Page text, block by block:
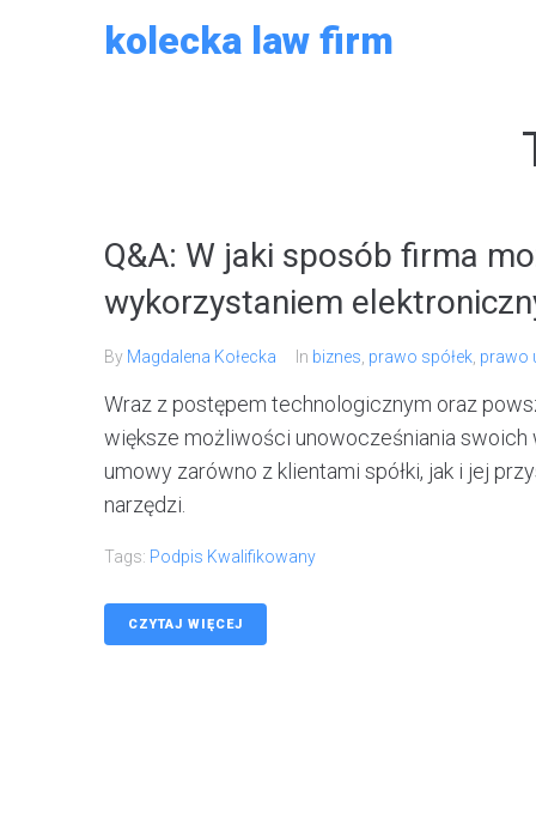
kolecka law firm
Q&A: W jaki sposób firma
wykorzystaniem
By Magdalena Kołecka In biznes prawo spółek prawo
Wraz z postępem technologicznym oraz
większe możliwości unowocześniania
umowy zarówno z klientami spółki, jak i jej
narzędzi.
Tags: Podpis Kwalifikowany
CZYTAJ WIĘCEJ